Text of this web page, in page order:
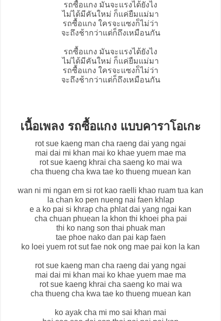
รถซื้อแกง มันจะแรงได้ยังไง
ไม่ได้มีคันใหม่ ก็แค่ยืมแม่มา
รถซื้อแกง ใครจะแซงก็ไม่ว่า
จะถึงช้ากว่าแต่ก็ถึงเหมือนกัน
รถซื้อแกง มันจะแรงได้ยังไง
ไม่ได้มีคันใหม่ ก็แค่ยืมแม่มา
รถซื้อแกง ใครจะแซงก็ไม่ว่า
จะถึงช้ากว่าแต่ก็ถึงเหมือนกัน
เนื้อเพลง รถซื้อแกง แบบคาราโอเกะ
rot sue kaeng man cha raeng dai yang ngai
mai dai mi khan mai ko khae yuem mae ma
rot sue kaeng khrai cha saeng ko mai wa
cha thueng cha kwa tae ko thueng muean kan
wan ni mi ngan em si rot kao raelli khao ruam tua kan
la chan ko pen nueng nai faen khlap
e a ko pai si khrap cha phlat dai yang ngai kan
cha chuan phuean la khon thi khoei pha pai
thi ko nang son thai phuak man
tae phoe nako dan pai kap faen
ko loei yuem rot sut fae nok ong mae pai kon la kan
rot sue kaeng man cha raeng dai yang ngai
mai dai mi khan mai ko khae yuem mae ma
rot sue kaeng khrai cha saeng ko mai wa
cha thueng cha kwa tae ko thueng muean kan
ko ayak cha mi mo sai khan mai